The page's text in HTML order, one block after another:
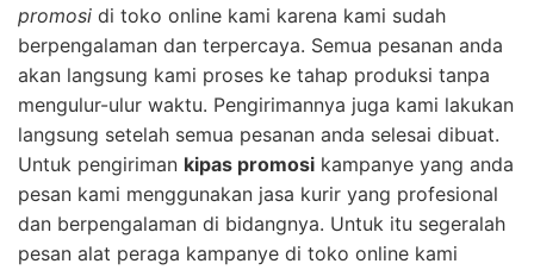
promosi di toko online kami karena kami sudah
berpengalaman dan terpercaya. Semua pesanan anda
akan langsung kami proses ke tahap produksi tanpa
mengulur-ulur waktu. Pengirimannya juga kami lakukan
langsung setelah semua pesanan anda selesai dibuat.
Untuk pengiriman kipas promosi kampanye yang anda
pesan kami menggunakan jasa kurir yang profesional
dan berpengalaman di bidangnya. Untuk itu segeralah
pesan alat peraga kampanye di toko online kami